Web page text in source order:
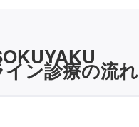
ン診療の流れ